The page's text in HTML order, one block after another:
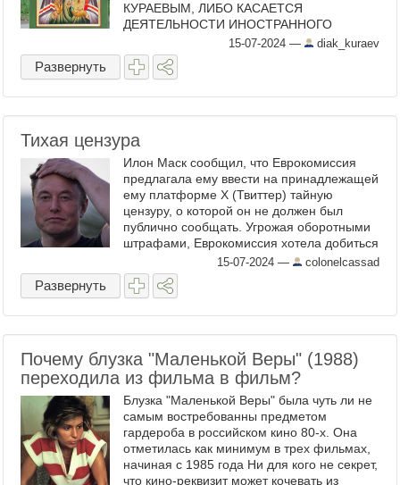
КУРАЕВЫМ, ЛИБО КАСАЕТСЯ
ДЕЯТЕЛЬНОСТИ ИНОСТРАННОГО
АГЕНТА КУРАЕВА АНДРЕЯ
ВЯЧЕСЛАВОВИЧА Хотя, конечно, кому-то
кажется, что «минус один». «Святейший
15-07-2024 — diak_kuraev
Развернуть
Тихая цензура
Илон Маск сообщил, что Еврокомиссия
предлагала ему ввести на принадлежащей
ему платформе X (Твиттер) тайную
цензуру, о которой он не должен был
публично сообщать. Угрожая оборотными
штрафами, Еврокомиссия хотела добиться
от Маска цензуры нежелательных
высказываний и медиконтента, ...
15-07-2024 — colonelcassad
Развернуть
Почему блузка "Маленькой Веры" (1988)
переходила из фильма в фильм?
Блузка "Маленькой Веры" была чуть ли не
самым востребованны предметом
гардероба в российском кино 80-х. Она
отметилась как минимум в трех фильмах,
начиная с 1985 года Ни для кого не секрет,
что кино-реквизит может кочевать из